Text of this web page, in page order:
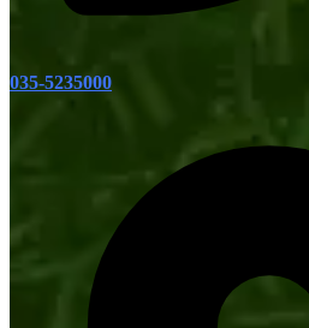
035-5235000